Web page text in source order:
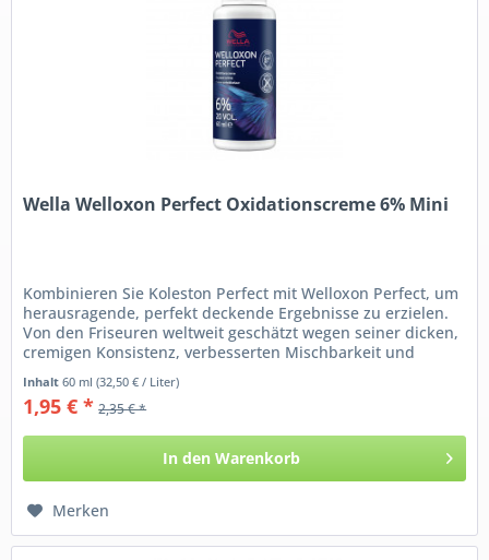
Wella Welloxon Perfect Oxidationscreme 6% Mini
Kombinieren Sie Koleston Perfect mit Welloxon Perfect, um
herausragende, perfekt deckende Ergebnisse zu erzielen.
Von den Friseuren weltweit geschätzt wegen seiner dicken,
cremigen Konsistenz, verbesserten Mischbarkeit und
Inhalt60 ml(32,50 € / Liter)
1,95 € * 2,35 € *
In den Warenkorb
Merken